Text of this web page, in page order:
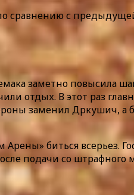
сравнению с
заметно повысила
отдых. В этот раз
заменил Дркушич, а
биться всерьез.
подачи со штрафного